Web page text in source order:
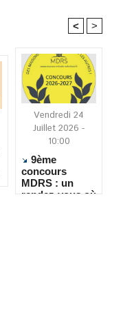
< >
Vendredi 24
Juillet 2026 -
10:00
9ème
concours
MDRS : un
rendez-vous où